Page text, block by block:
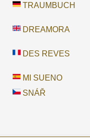
TRAUMBUCH
DREAMORA
DES REVES
MI SUENO
SNÁŘ